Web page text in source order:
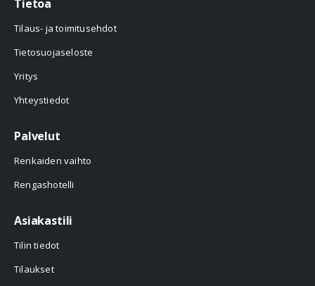
Tietoa
Tilaus- ja toimitusehdot
Tietosuojaseloste
Yritys
Yhteystiedot
Palvelut
Renkaiden vaihto
Rengashotelli
Asiakastili
Tilin tiedot
Tilaukset